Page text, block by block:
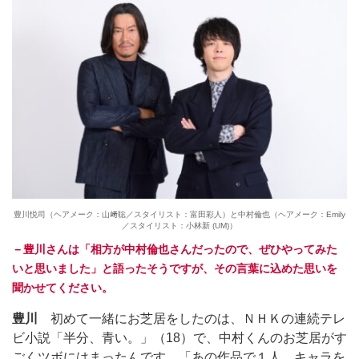
豊川悦司（ヘアメーク：山﨑聡／スタイリスト：富田彩人）と中村倫也（ヘアメーク：Emily
／スタイリスト：小林新 (UM)）
－豊川さんは「相方が中村倫也さんだったので、ぜひやってみた
いと思いました」と語ったそうですが、その言葉に込めた思いを
聞かせてください。
豊川
初めて一緒にお芝居をしたのは、ＮＨＫの連続テレ
ビ小説「半分、青い。」（18）で、中村くんのお芝居がす